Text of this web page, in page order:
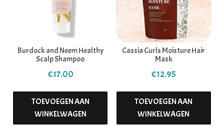
Burdock and Neem Healthy
Scalp Shampoo
€17.00
TOEVOEGEN AAN
WINKELWAGEN
Cassia Curls Moisture Hair
Mask
€12.95
TOEVOEGEN AAN
WINKELWAGEN